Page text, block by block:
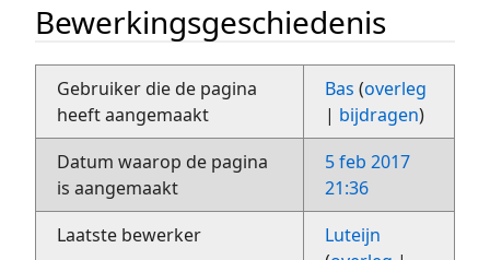
Bewerkingsgeschiedenis
Gebruiker die de pagina
heeft aangemaakt
Bas (overleg
| bijdragen)
Datum waarop de pagina
is aangemaakt
5 feb 2017
21:36
Laatste bewerker
Luteijn